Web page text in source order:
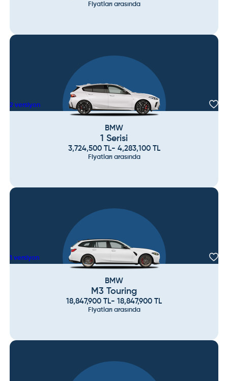
Fiyatları arasında
2 versiyon
BMW
1 Serisi
3,724,500TL- 4,283,100TL
Fiyatları arasında
1 versiyon
BMW
M3 Touring
18,847,900 TL- 18,847,900 TL
Fiyatları arasında